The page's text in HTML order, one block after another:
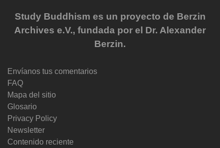
Study Buddhism es un proyecto de Berzin
Archives e.V., fundada por el Dr. Alexander
Berzin.
Envíanos tus comentarios
FAQ
Mapa del sitio
Glosario
Privacy Policy
Newsletter
Contenido reciente